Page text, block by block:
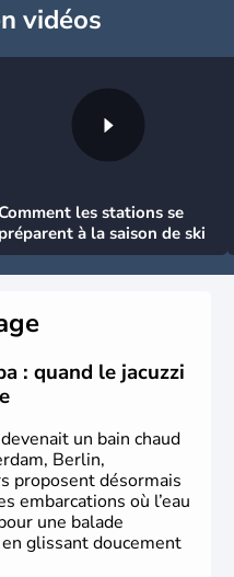
vidéos
les stations se
préparent à la saison de ski
: quand le jacuzzi
un bain chaud
Berlin,
proposent désormais
embarcations où l’eau
une balade
glissant doucement